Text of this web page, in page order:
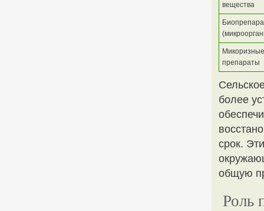
вещества
Микоризные
препараты
более
срок.
общую
Роль